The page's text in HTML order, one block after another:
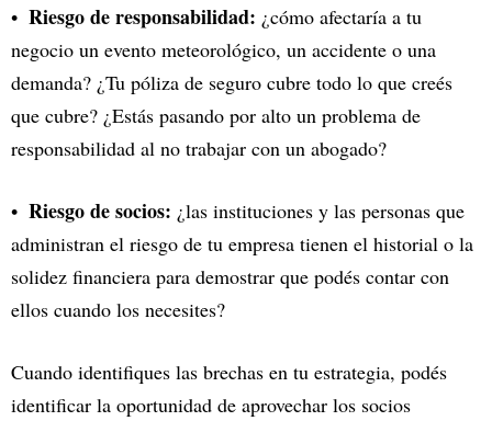
Riesgo de responsabilidad: ¿cómo afectaría a tu
negocio un evento meteorológico, un accidente o una
demanda? ¿Tu póliza de seguro cubre todo lo que creés
que cubre? ¿Estás pasando por alto un problema de
responsabilidad al no trabajar con un abogado?
Riesgo de socios: ¿las instituciones y las personas que
administran el riesgo de tu empresa tienen el historial o la
solidez financiera para demostrar que podés contar con
ellos cuando los necesites?
Cuando identifiques las brechas en tu estrategia, podés
identificar la oportunidad de aprovechar los socios